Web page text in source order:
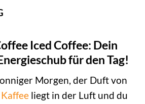
Iced Coffee: Dein
für den Tag!
Morgen, der Duft von
Kaffee liegt in der Luft und du